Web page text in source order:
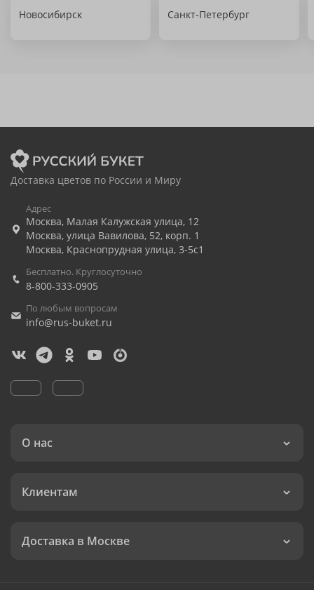
Новосибирск Санкт-Петербург
Доставка цветов по России и Миру
Адрес
Москва, Малая Калужская улица, 12
Москва, улица Вавилова, 52, корп. 1
Москва, Краснопрудная улица, 3-5с1
Бесплатно. Круглосуточно
8-800-333-0905
По любым вопросам
info@rus-buket.ru
О нас
Клиентам
Доставка в Москве